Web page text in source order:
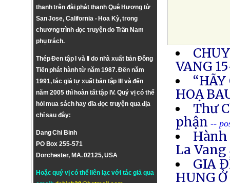
thanh trên đài phát thanh Quê Hương từ
San Jose, California - Hoa Kỳ, trong
chương trình đọc truyện do Trần Nam
phụ trách.
Thép Đen tập I và II do nhà xuất bản Đông
Tiến phát hành từ năm 1987. Đến năm
1991, tác giả tự xuất bản tập III và đến
năm 2005 thì hoàn tất tập IV. Quý vị có thể
hỏi mua sách hay dĩa đọc truyện qua địa
chỉ sau đây:
Dang Chi Binh
PO Box 255-571
Dorchester, MA. 02125, USA
Hoặc quý vị có thể liên lạc với tác giả qua
VANG
HOẠ
Thư
phận --
La Vang
GIA
HUNG